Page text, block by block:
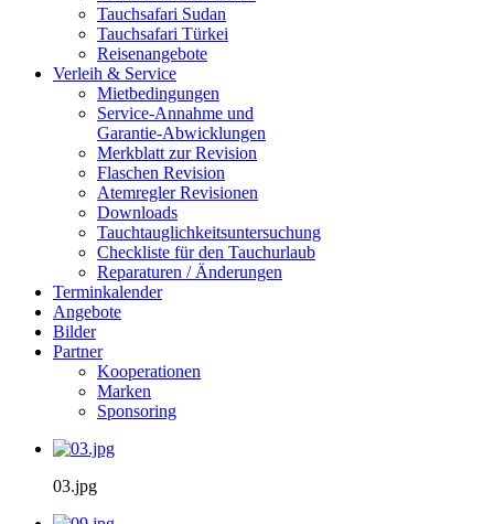
Tauchsafari Sudan
Tauchsafari Türkei
Reisenangebote
Verleih & Service
Mietbedingungen
Service-Annahme und
Garantie-Abwicklungen
Merkblatt zur Revision
Flaschen Revision
Atemregler Revisionen
Downloads
Tauchtauglichkeitsuntersuchung
Checkliste für den Tauchurlaub
Reparaturen / Änderungen
Terminkalender
Angebote
Bilder
Partner
Kooperationen
Marken
Sponsoring
03.jpg